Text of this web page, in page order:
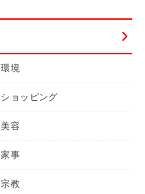
環境
ショッピング
美容
家事
宗教